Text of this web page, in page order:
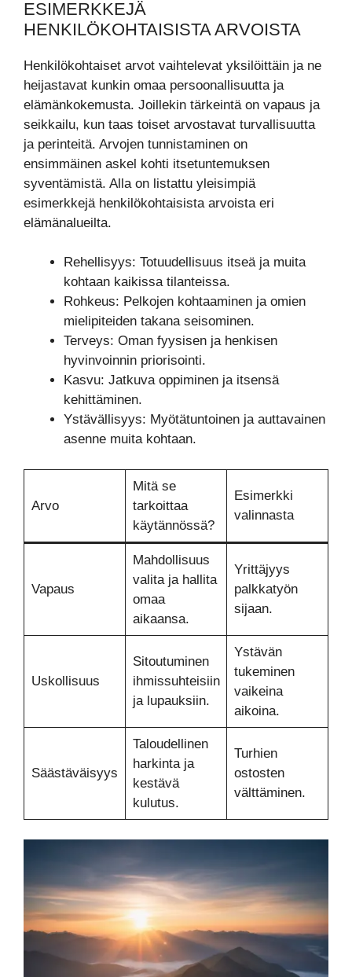
ESIMERKKEJÄ
HENKILÖKOHTAISISTA ARVOISTA
Henkilökohtaiset arvot vaihtelevat yksilöittäin ja ne
heijastavat kunkin omaa persoonallisuutta ja
elämänkokemusta. Joillekin tärkeintä on vapaus ja
seikkailu, kun taas toiset arvostavat turvallisuutta
ja perinteitä. Arvojen tunnistaminen on
ensimmäinen askel kohti itsetuntemuksen
syventämistä. Alla on listattu yleisimpiä
esimerkkejä henkilökohtaisista arvoista eri
elämänalueilta.
Rehellisyys: Totuudellisuus itseä ja muita
kohtaan kaikissa tilanteissa.
Rohkeus: Pelkojen kohtaaminen ja omien
mielipiteiden takana seisominen.
Terveys: Oman fyysisen ja henkisen
hyvinvoinnin priorisointi.
Kasvu: Jatkuva oppiminen ja itsensä
kehittäminen.
Ystävällisyys: Myötätuntoinen ja auttavainen
asenne muita kohtaan.
Arvo
Mitä se
tarkoittaa
käytännössä?
Esimerkki
valinnasta
Vapaus
Mahdollisuus
valita ja hallita
omaa
aikaansa.
Yrittäjyys
palkkatyön
sijaan.
Uskollisuus
Sitoutuminen
ihmissuhteisiin
ja lupauksiin.
Ystävän
tukeminen
vaikeina
aikoina.
Säästäväisyys
Taloudellinen
harkinta ja
kestävä
kulutus.
Turhien
ostosten
välttäminen.